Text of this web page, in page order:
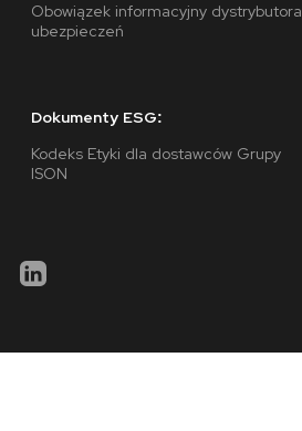
Obowiązek informacyjny dystrybutora
ubezpieczeń
Dokumenty ESG:
Kodeks Etyki dla dostawców Grupy
ISON